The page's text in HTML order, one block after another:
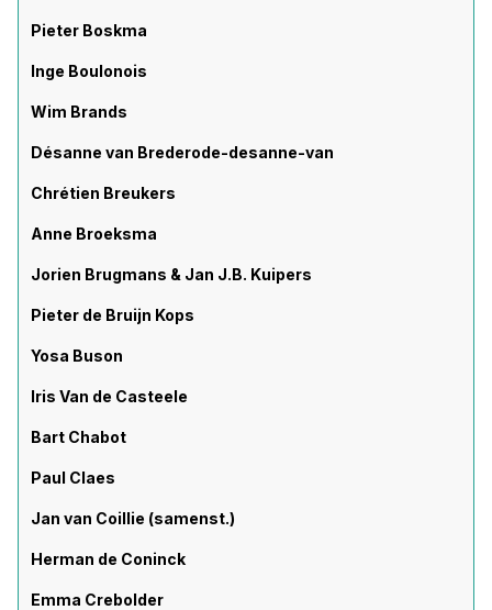
Pieter Boskma
Inge Boulonois
Wim Brands
Désanne van Brederode-desanne-van
Chrétien Breukers
Anne Broeksma
Jorien Brugmans & Jan J.B. Kuipers
Pieter de Bruijn Kops
Yosa Buson
Iris Van de Casteele
Bart Chabot
Paul Claes
Jan van Coillie (samenst.)
Herman de Coninck
Emma Crebolder